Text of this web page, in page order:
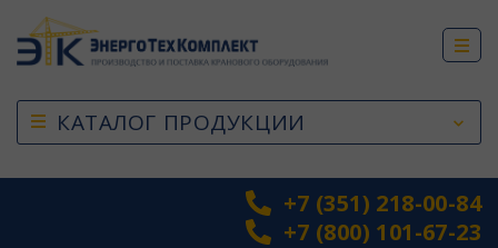
КАТАЛОГ ПРОДУКЦИИ
+7 (351) 218-00-84
+7 (800) 101-67-23